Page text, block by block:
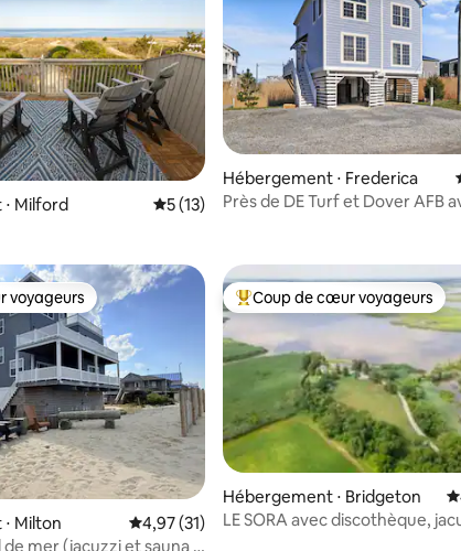
de 37 commentaires : 4,97 sur 5
Milford Évaluation moyenne sur la base de 13
5 (13)
Hébergement ⋅ Frederica
Près de DE Turf et Dover AFB
de 103 commentaires : 4,88 sur 5
voyageurs
voyageurs
Milton Évaluation moyenne sur la base de 31
4,97 (31)
mer (jacuzzi et sauna -
Coups de cœur voyageurs les
Coup de cœur voyageurs
Hébergement ⋅ Bridgeton
LE SORA avec discothèque,